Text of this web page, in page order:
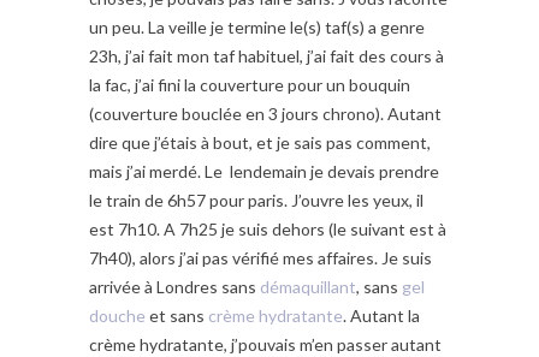
un peu. La veille je termine le(s) taf(s) a genre
23h, j’ai fait mon taf habituel, j’ai fait des cours à
la fac, j’ai fini la couverture pour un bouquin
(couverture bouclée en 3 jours chrono). Autant
dire que j’étais à bout, et je sais pas comment,
mais j’ai merdé. Le lendemain je devais prendre
le train de 6h57 pour paris. J’ouvre les yeux, il
est 7h10. A 7h25 je suis dehors (le suivant est à
7h40), alors j’ai pas vérifié mes affaires. Je suis
arrivée à Londres sans démaquillant, sans gel
douche et sans crème hydratante. Autant la
crème hydratante, j’pouvais m’en passer autant